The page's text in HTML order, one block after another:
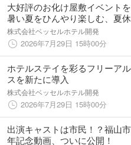
大好評のお化け屋敷イベント
暑い夏をひんやり楽しむ、夏
～ベッセルホテルカンパーナ名
株式会社ベッセルホテル開発
2026年7月29日 15時00分
ホテルステイを彩るフリーア
スを新たに導入
株式会社ベッセルホテル開発
2026年7月29日 15時00分
出演キャストは市民！？福山
年記念動画、ついに公開！